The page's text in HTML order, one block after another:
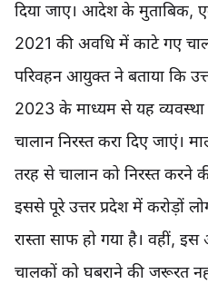
दिया जाए। आदेश के मुताबिक,
2021 की अवधि में काटे गए
परिवहन आयुक्त ने बताया कि
2023 के माध्यम से यह व्यवस्था
चालान निरस्त करा दिए जाएं।
तरह से चालान को निरस्त करने
इससे पूरे उत्तर प्रदेश में करोड़ों
रास्ता साफ हो गया है। वहीं,
चालकों को घबराने की जरूरत